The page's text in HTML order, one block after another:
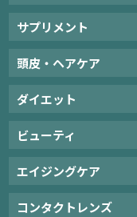
サプリメント
頭皮・ヘアケア
ダイエット
ビューティ
エイジングケア
コンタクトレンズ